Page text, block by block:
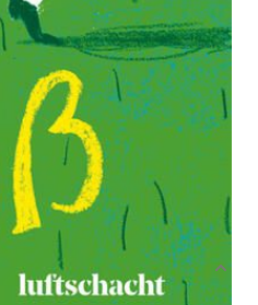
120 Seiten
ISBN: 978-3-
90342277-3